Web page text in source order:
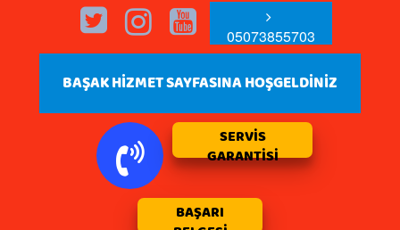
05073855703
BAŞARI
SERVİS
GARANTİSİ
BAŞAK HİZMET SAYFASINA HOŞGELDİNİZ